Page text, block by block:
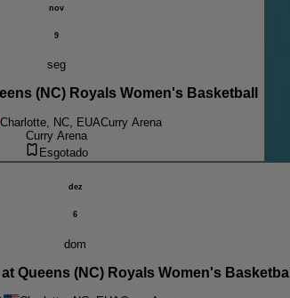
nov
9
seg
(NC) Royals Women's Basketball
Charlotte, NC, EUACurry Arena
Curry Arena
Esgotado
dez
6
dom
Queens (NC) Royals Women's Basketball